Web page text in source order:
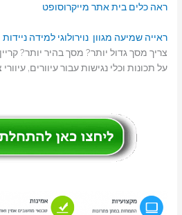
ראה כלים בית אתר מייקרוסופט
ראייה שמיעה מגוון נוירולוגי למידה ניידות
צריך מסך גדול יותר? מסך בהיר יותר?
על תכונות וכלי נגישות עבור עיוורים,